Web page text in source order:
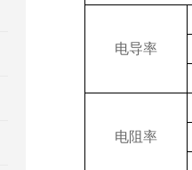
电导率
电阻率